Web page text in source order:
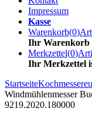
Impressum
Kasse
Warenkorb(0)
Ihr Warenkorb
Merkzettel(0)
Ihr Merkzettel
StartseiteKochmesser
Windmühlenmesser
9219.2020.180000